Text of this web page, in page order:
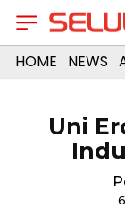
HOME NEWS
Uni